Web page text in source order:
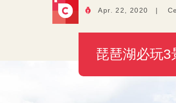
Apr. 22, 2020 |
琵琶湖必玩3